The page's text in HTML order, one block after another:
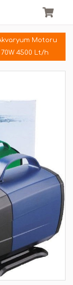
Motoru
4500 Lt/h